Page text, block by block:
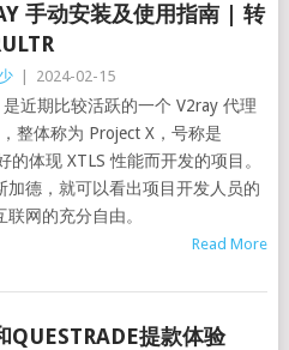
手动安装及使用指南 | 转
2024-02-15
是近期比较活跃的一个 V2ray 代理
整体称为 Project X，号称是
体现 XTLS 性能而开发的项目。
加德，就可以看出项目开发人员的
网的充分自由。
Read More
QUESTRADE提款体验